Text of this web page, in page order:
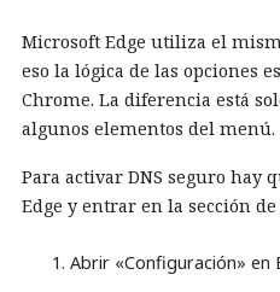
Microsoft Edge utiliza el
eso la lógica de las opciones
Chrome. La diferencia está
algunos elementos del menú.
Para activar DNS seguro hay
Edge y entrar en la sección
Abrir «Configuración» en